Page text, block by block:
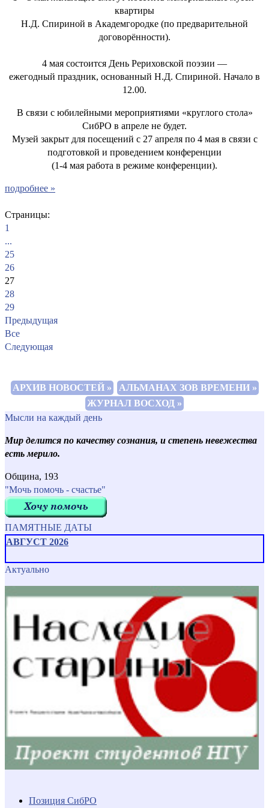
квартиры
Н.Д. Спириной в Академгородке (по предварительной
договорённости).
4 мая состоится День Рериховской поэзии —
ежегодный праздник, основанный Н.Д. Спириной. Начало в
12.00.
В связи с юбилейными мероприятиями «круглого стола»
СибРО в апреле не будет.
Музей закрыт для посещений с 27 апреля по 4 мая в связи с
подготовкой и проведением конференции
(1-4 мая работа в режиме конференции).
подробнее »
Страницы:
1
...
25
26
27
28
29
Предыдущая
Все
Следующая
АРХИВ НОВОСТЕЙ »
АЛЬМАНАХ ЗОВ ВРЕМЕНИ »
ЖУРНАЛ ВОСХОД »
Мысли на каждый день
Мир делится по качеству сознания, и степень невежества
есть мерило.
Община, 193
"Мочь помочь - счастье"
ПАМЯТНЫЕ ДАТЫ
АВГУСТ 2026
Актуально
Позиция СибРО